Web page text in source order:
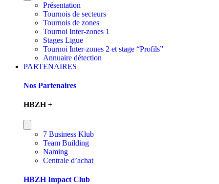
Présentation
Tournois de secteurs
Tournois de zones
Tournoi Inter-zones 1
Stages Ligue
Tournoi Inter-zones 2 et stage “Profils”
Annuaire détection
PARTENAIRES
Nos Partenaires
HBZH +
7 Business Klub
Team Building
Naming
Centrale d’achat
HBZH Impact Club